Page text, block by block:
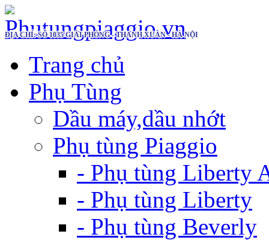
ĐỊA CHỈ: SỐ 1035 GIẢI PHÓNG - THANH XUÂN - HÀ NỘI
Trang chủ
Phụ Tùng
Dầu máy,dầu nhớt
Phụ tùng Piaggio
- Phụ tùng Liberty
- Phụ tùng Liberty
- Phụ tùng Beverly